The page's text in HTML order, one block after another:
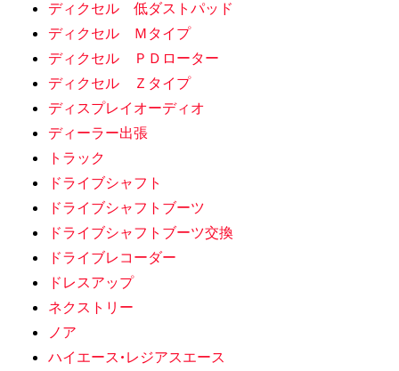
ディクセル 低ダストパッド
ディクセル Ｍタイプ
ディクセル ＰＤローター
ディクセル Ｚタイプ
ディスプレイオーディオ
ディーラー出張
トラック
ドライブシャフト
ドライブシャフトブーツ
ドライブシャフトブーツ交換
ドライブレコーダー
ドレスアップ
ネクストリー
ノア
ハイエース•レジアスエース